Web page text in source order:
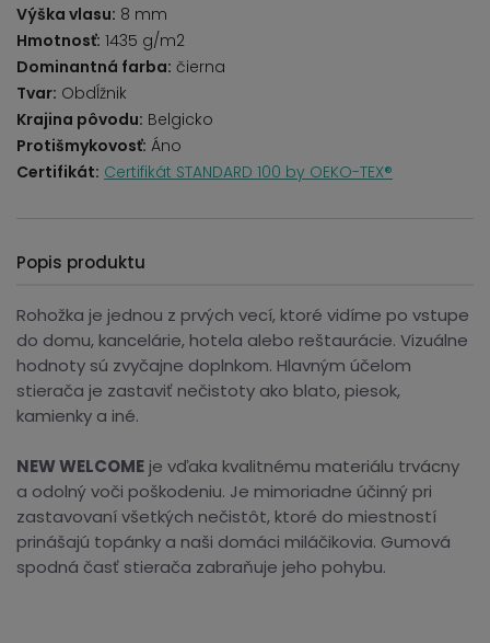
Výška vlasu: 8 mm
Hmotnosť: 1435 g/m2
Dominantná farba: čierna
Tvar: Obdĺžnik
Krajina pôvodu: Belgicko
Protišmykovosť: Áno
Certifikát: Certifikát STANDARD 100 by OEKO-TEX®
Popis produktu
Rohožka je jednou z prvých vecí, ktoré vidíme po vstupe
do domu, kancelárie, hotela alebo reštaurácie. Vizuálne
hodnoty sú zvyčajne doplnkom. Hlavným účelom
stierača je zastaviť nečistoty ako blato, piesok,
kamienky a iné.
NEW WELCOME je vďaka kvalitnému materiálu trvácny
a odolný voči poškodeniu. Je mimoriadne účinný pri
zastavovaní všetkých nečistôt, ktoré do miestností
prinášajú topánky a naši domáci miláčikovia. Gumová
spodná časť stierača zabraňuje jeho pohybu.